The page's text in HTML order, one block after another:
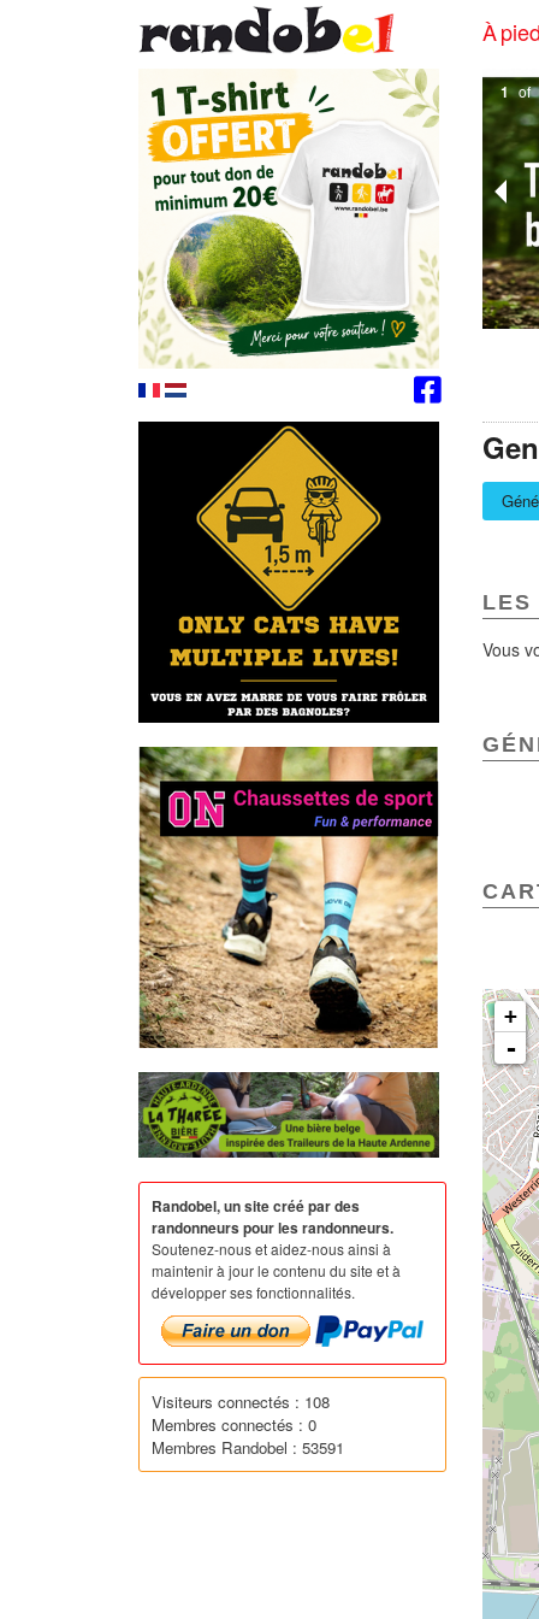
À
2 of
LES
Vous
+
-
Randobel, un site créé par des
randonneurs pour les randonneurs.
Soutenez-nous et aidez-nous ainsi à
maintenir à jour le contenu du site et à
développer ses fonctionnalités.
Visiteurs connectés : 108
Membres connectés : 0
Membres Randobel : 53591